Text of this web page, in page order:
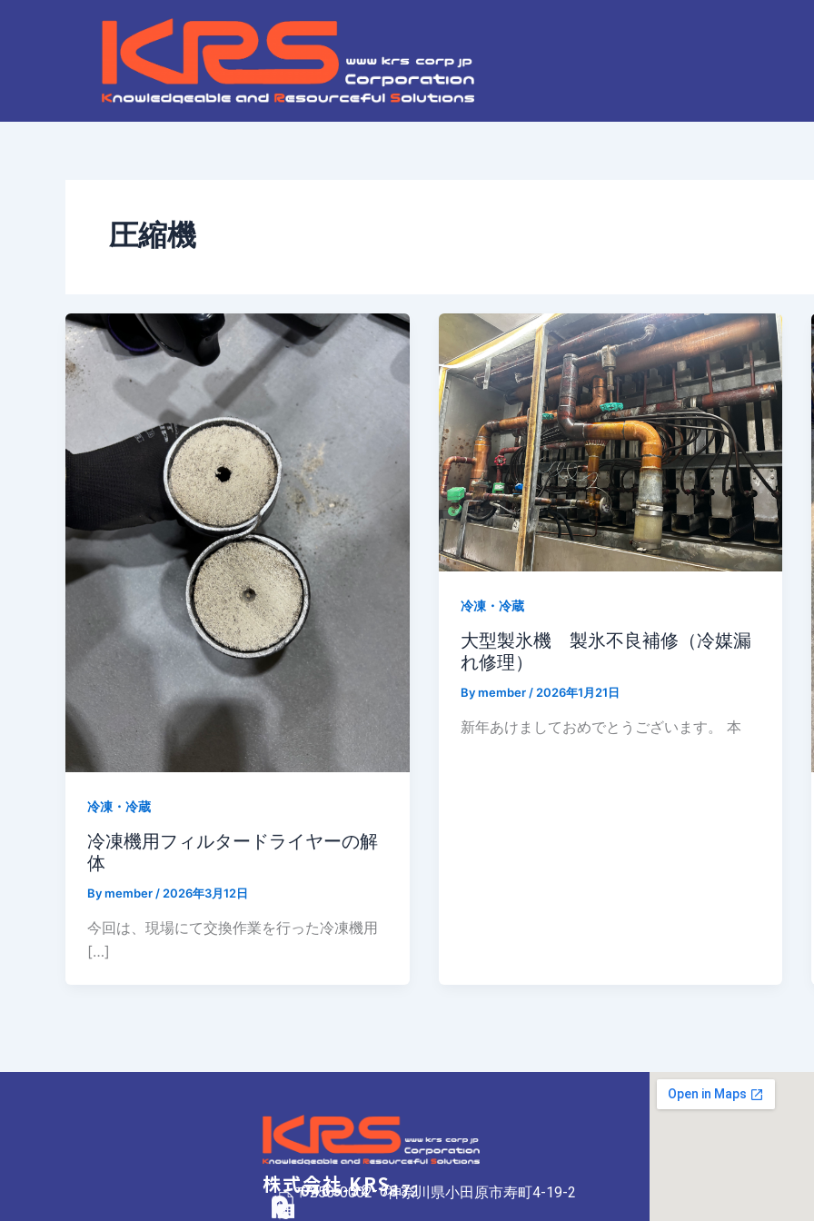
圧縮機
冷凍・冷蔵
冷凍機用フィルタードライヤーの解
体
Bymember / 2026年3月12日
今回は、現場にて交換作業を行った冷凍機用
[…]
冷凍・冷蔵
大型製氷機 製氷不良補修（冷媒漏
れ修理）
Bymember / 2026年1月21日
新年あけましておめでとうございます。 本
株式会社 KRS
〒250-0002 神奈川県小田原市寿町4-19-2
0465-34-6832
0465-32-7171